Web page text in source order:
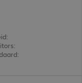
:
:
: